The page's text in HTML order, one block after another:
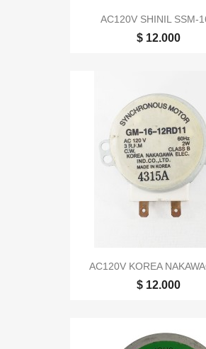
AC120V SHINIL SSM-
$ 12.000
AC120V KOREA
$ 12.000